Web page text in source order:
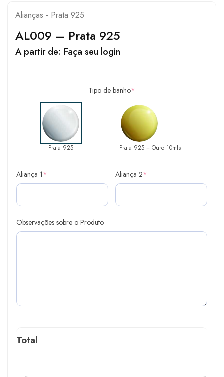
Alianças - Prata 925
AL009 – Prata 925
A partir de: Faça seu login
Tipo de banho*
Prata 925 Prata 925 + Ouro 10mls
Aliança 1* Aliança 2*
Observações sobre o Produto
Total